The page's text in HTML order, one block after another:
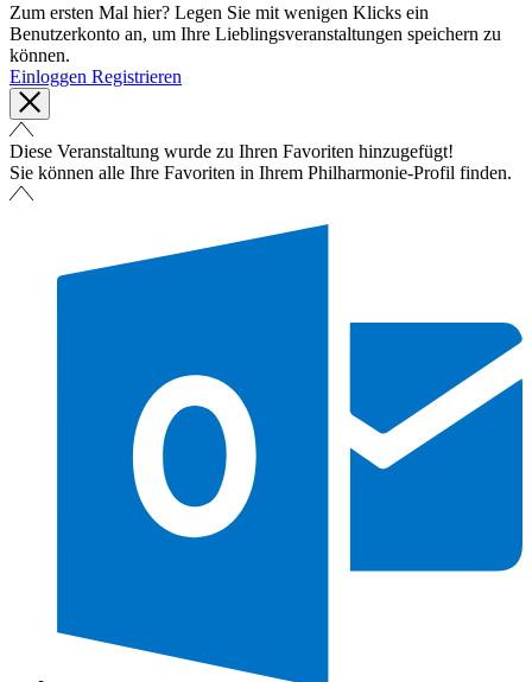
Zum ersten Mal hier? Legen Sie mit wenigen Klicks ein
Benutzerkonto an, um Ihre Lieblingsveranstaltungen speichern zu
können.
Einloggen Registrieren
Diese Veranstaltung wurde zu Ihren Favoriten hinzugefügt!
Sie können alle Ihre Favoriten in Ihrem Philharmonie-Profil finden.